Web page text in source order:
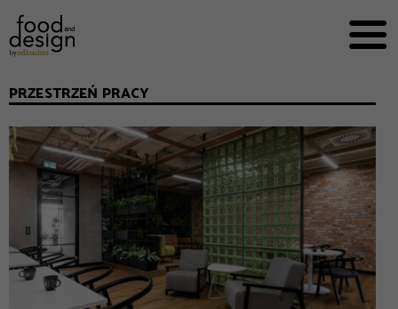


EKSPERCI
FOOD WORKING
E-BOOKI
O NAS
REKLAMA
PRZESTRZEŃ PRACY